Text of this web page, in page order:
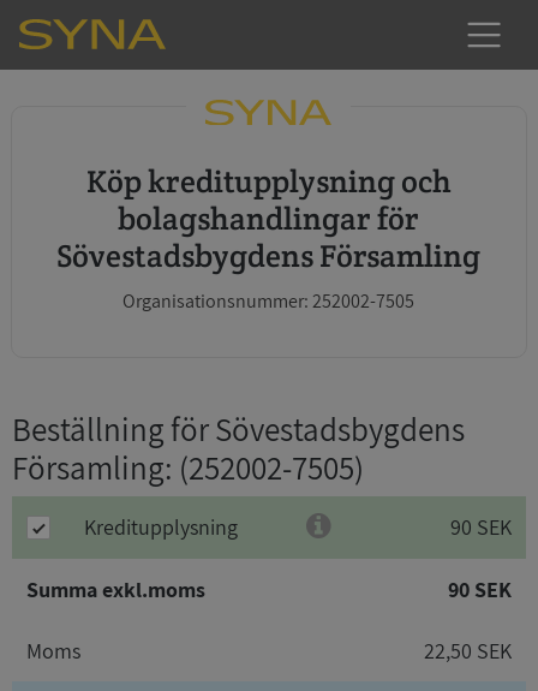
Köp kreditupplysning och
bolagshandlingar för
Sövestadsbygdens Församling
Organisationsnummer: 252002-7505
Beställning för Sövestadsbygdens
Församling: (252002-7505)
Kreditupplysning 90 SEK
Summa exkl.moms 90 SEK
Moms 22,50 SEK